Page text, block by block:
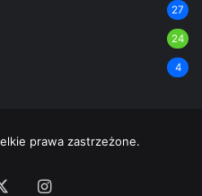
27
24
4
prawa zastrzeżone.
Instagram